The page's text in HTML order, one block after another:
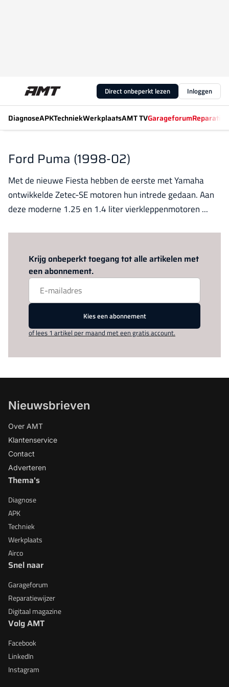
Direct onbeperkt lezen Inloggen
DiagnoseAPKTechniekWerkplaatsAMT TVGarageforum
Ford Puma (1998-02)
Met de nieuwe Fiesta hebben de eerste met Yamaha
ontwikkelde Zetec-SE motoren hun intrede gedaan. Aan
deze moderne 1.25 en 1.4 liter vierkleppenmotoren ...
Krijg onbeperkt toegang tot alle artikelen met
een abonnement.
Kies een abonnement
of lees 1 artikel per maand met een gratis account.
Nieuwsbrieven
Over AMT
Klantenservice
Contact
Adverteren
Thema's
Diagnose
APK
Techniek
Werkplaats
Airco
Snel naar
Garageforum
Reparatiewijzer
Digitaal magazine
Volg AMT
Facebook
LinkedIn
Instagram